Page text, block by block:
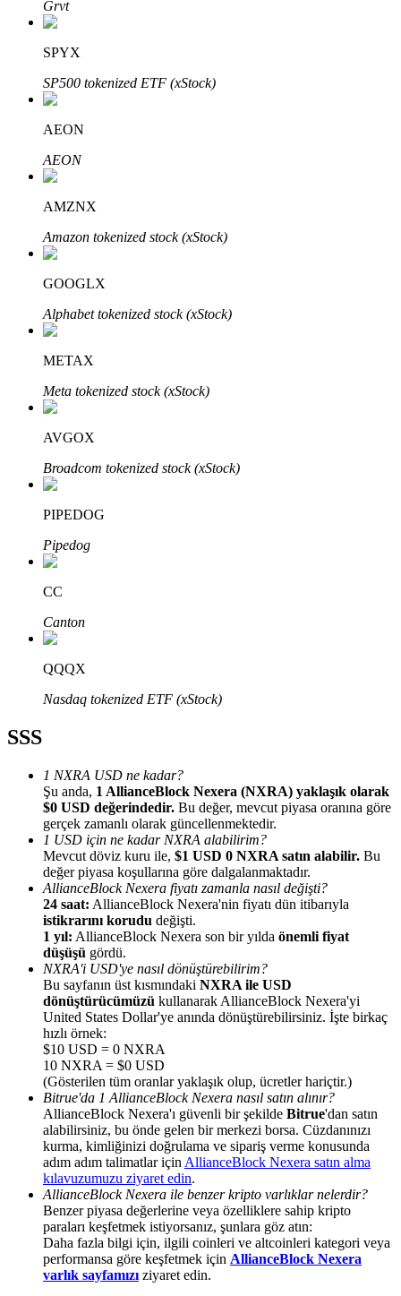
Otomatik Yatırım
Pasif gelir kazanma hakkında bilgi edinin
Bitrue
Bitrue Ortakları
Bitrue İş Ortağı
Yönlendirme
Arkadaşını davet et, nakit ödüller kazan
BTC Welcome Rewards
BTC Welcome Rewards
Deposit & Trade BTC to Share 25000 USDT prize pool!
Deposit CASHCAT & Win
Grvt
SPYX
SP500 tokenized ETF (xStock)
AEON
AEON
AMZNX
Amazon tokenized stock (xStock)
GOOGLX
Alphabet tokenized stock (xStock)
METAX
Meta tokenized stock (xStock)
AVGOX
Broadcom tokenized stock (xStock)
PIPEDOG
Pipedog
CC
Canton
QQQX
Nasdaq tokenized ETF (xStock)
SSS
1 NXRA USD ne kadar?
Şu anda, 1 AllianceBlock Nexera (NXRA) yaklaşık olarak
$0 USD değerindedir. Bu değer, mevcut piyasa oranına göre
gerçek zamanlı olarak güncellenmektedir.
1 USD için ne kadar NXRA alabilirim?
Mevcut döviz kuru ile, $1 USD 0 NXRA satın alabilir. Bu
değer piyasa koşullarına göre dalgalanmaktadır.
AllianceBlock Nexera fiyatı zamanla nasıl değişti?
24 saat: AllianceBlock Nexera'nin fiyatı dün itibarıyla
istikrarını korudu değişti.
1 yıl: AllianceBlock Nexera son bir yılda önemli fiyat
düşüşü gördü.
NXRA'i USD'ye nasıl dönüştürebilirim?
Bu sayfanın üst kısmındaki NXRA ile USD
dönüştürücümüzü kullanarak AllianceBlock Nexera'yi
United States Dollar'ye anında dönüştürebilirsiniz. İşte birkaç
hızlı örnek:
$10 USD = 0 NXRA
10 NXRA = $0 USD
(Gösterilen tüm oranlar yaklaşık olup, ücretler hariçtir.)
Bitrue'da 1 AllianceBlock Nexera nasıl satın alınır?
AllianceBlock Nexera'ı güvenli bir şekilde Bitrue'dan satın
alabilirsiniz, bu önde gelen bir merkezi borsa. Cüzdanınızı
kurma, kimliğinizi doğrulama ve sipariş verme konusunda
adım adım talimatlar için AllianceBlock Nexera satın alma
kılavuzumuzu ziyaret edin.
AllianceBlock Nexera ile benzer kripto varlıklar nelerdir?
Benzer piyasa değerlerine veya özelliklere sahip kripto
paraları keşfetmek istiyorsanız, şunlara göz atın:
Daha fazla bilgi için, ilgili coinleri ve altcoinleri kategori veya
performansa göre keşfetmek için AllianceBlock Nexera
varlık sayfamızı ziyaret edin.